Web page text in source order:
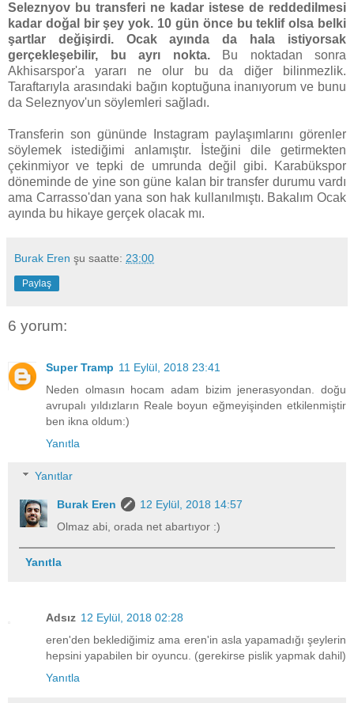
Seleznyov bu transferi ne kadar istese de reddedilmesi
kadar doğal bir şey yok. 10 gün önce bu teklif olsa belki
şartlar değişirdi. Ocak ayında da hala istiyorsak
gerçekleşebilir, bu ayrı nokta.Bu noktadan sonra
Akhisarspor'a yararı ne olur bu da diğer bilinmezlik.
Taraftarıyla arasındaki bağın koptuğuna inanıyorum ve bunu
da Seleznyov'un söylemleri sağladı.
Transferin son gününde Instagram paylaşımlarını görenler
söylemek istediğimi anlamıştır. İsteğini dile getirmekten
çekinmiyor ve tepki de umrunda değil gibi. Karabükspor
döneminde de yine son güne kalan bir transfer durumu vardı
ama Carrasso'dan yana son hak kullanılmıştı. Bakalım Ocak
ayında bu hikaye gerçek olacak mı.
Burak Eren şu saatte: 23:00
Paylaş
6 yorum:
Super Tramp 11 Eylül, 2018 23:41
Neden olmasın hocam adam bizim jenerasyondan. doğu
avrupalı yıldızların Reale boyun eğmeyişinden etkilenmiştir
ben ikna oldum:)
Yanıtla
Yanıtlar
Burak Eren
12 Eylül, 2018 14:57
Olmaz abi, orada net abartıyor :)
Yanıtla
Adsız 12 Eylül, 2018 02:28
eren'den beklediğimiz ama eren'in asla yapamadığı şeylerin
hepsini yapabilen bir oyuncu. (gerekirse pislik yapmak dahil)
Yanıtla